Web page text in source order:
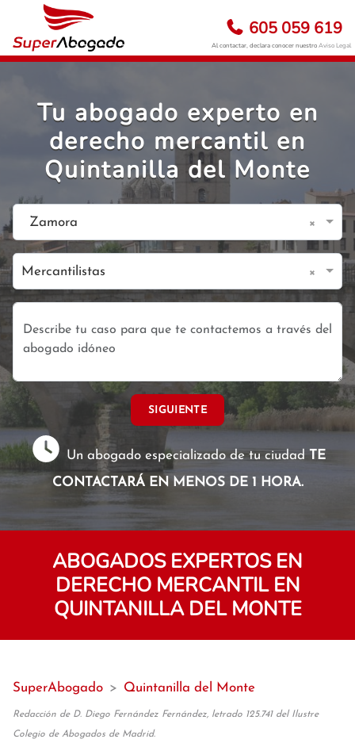
605 059 619
Al contactar, declara conocer nuestroAviso Legal
Tu abogado experto en
derecho mercantil en
Quintanilla del Monte
Zamora ×
Mercantilistas ×
SIGUIENTE
Un abogado especializado de tu ciudadTE
CONTACTARÁ EN MENOS DE 1 HORA.
ABOGADOS EXPERTOS EN
DERECHO MERCANTIL EN
QUINTANILLA DEL MONTE
SuperAbogado > Quintanilla del Monte
Redacción de D. Diego Fernández Fernández, letrado 125.741 del Ilustre
Colegio de Abogados de Madrid.